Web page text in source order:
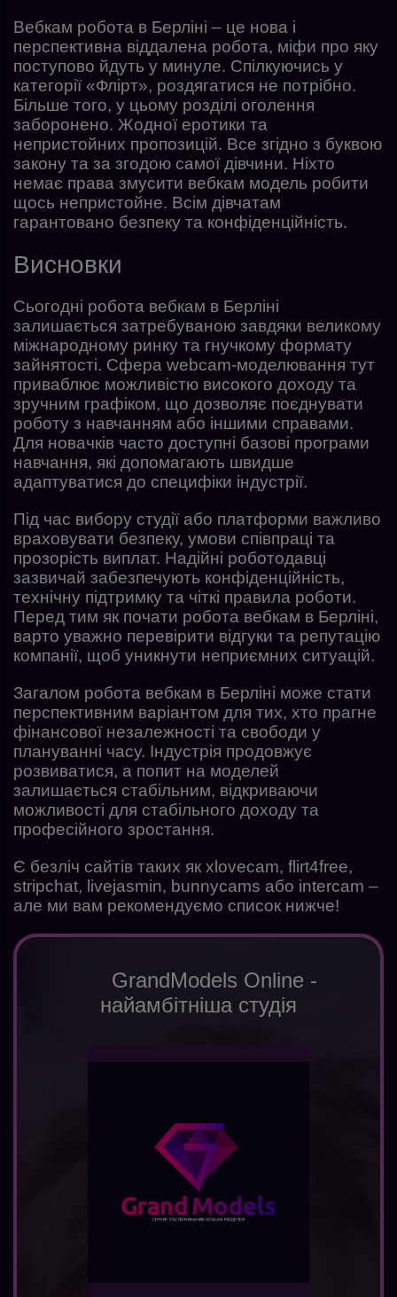
Вебкам робота в Берліні – це нова і
перспективна віддалена робота, міфи про яку
поступово йдуть у минуле. Спілкуючись у
категорії «Флірт», роздягатися не потрібно.
Більше того, у цьому розділі оголення
заборонено. Жодної еротики та
непристойних пропозицій. Все згідно з буквою
закону та за згодою самої дівчини. Ніхто
немає права змусити вебкам модель робити
щось непристойне. Всім дівчатам
гарантовано безпеку та конфіденційність.
Висновки
Сьогодні робота вебкам в Берліні
залишається затребуваною завдяки великому
міжнародному ринку та гнучкому формату
зайнятості. Сфера webcam-моделювання тут
приваблює можливістю високого доходу та
зручним графіком, що дозволяє поєднувати
роботу з навчанням або іншими справами.
Для новачків часто доступні базові програми
навчання, які допомагають швидше
адаптуватися до специфіки індустрії.
Під час вибору студії або платформи важливо
враховувати безпеку, умови співпраці та
прозорість виплат. Надійні роботодавці
зазвичай забезпечують конфіденційність,
технічну підтримку та чіткі правила роботи.
Перед тим як почати робота вебкам в Берліні,
варто уважно перевірити відгуки та репутацію
компанії, щоб уникнути неприємних ситуацій.
Загалом робота вебкам в Берліні може стати
перспективним варіантом для тих, хто прагне
фінансової незалежності та свободи у
плануванні часу. Індустрія продовжує
розвиватися, а попит на моделей
залишається стабільним, відкриваючи
можливості для стабільного доходу та
професійного зростання.
Є безліч сайтів таких як xlovecam, flirt4free,
stripchat, livejasmin, bunnycams або intercam –
але ми вам рекомендуємо список нижче!
GrandModels Online -
найамбітніша студія